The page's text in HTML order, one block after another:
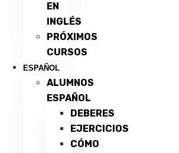
EN
INGLÉS
PRÓXIMOS
CURSOS
ESPAÑOL
ALUMNOS
ESPAÑOL
DEBERES
EJERCICIOS
CÓMO